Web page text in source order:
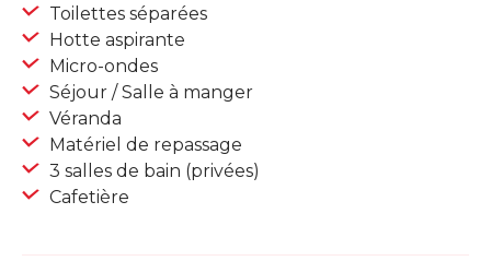
Toilettes séparées
Hotte aspirante
Micro-ondes
Séjour / Salle à manger
Véranda
Matériel de repassage
3 salles de bain (privées)
Cafetière